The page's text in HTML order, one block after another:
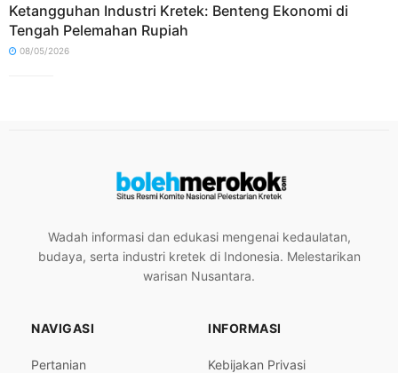
Ketangguhan Industri Kretek: Benteng Ekonomi di
Tengah Pelemahan Rupiah
08/05/2026
Wadah informasi dan edukasi mengenai kedaulatan,
budaya, serta industri kretek di Indonesia. Melestarikan
warisan Nusantara.
NAVIGASI
Pertanian
INFORMASI
Kebijakan Privasi